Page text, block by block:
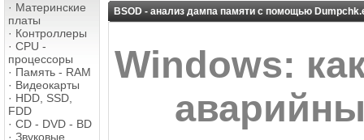
· Материнские
платы
· Контроллеры
· CPU -
процессоры
· Память - RAM
· Видеокарты
· HDD, SSD,
FDD
· CD - DVD - BD
· Звуковые
BSOD - анализ дампа памяти с помощью
Windows: